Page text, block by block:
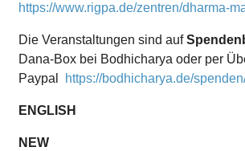
https://www.rigpa.de/zentren/dharma-
Die Veranstaltungen sind auf
Dana-Box bei Bodhicharya oder per
Paypal
https://bodhicharya.de/
ENGLISH
NEW